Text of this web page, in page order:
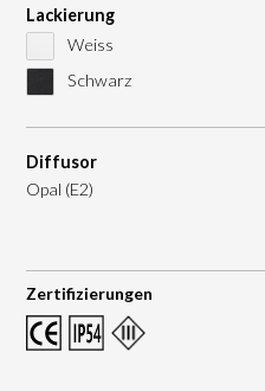
Lackierung
Weiss
Schwarz
Diffusor
Opal (E2)
Zertifizierungen